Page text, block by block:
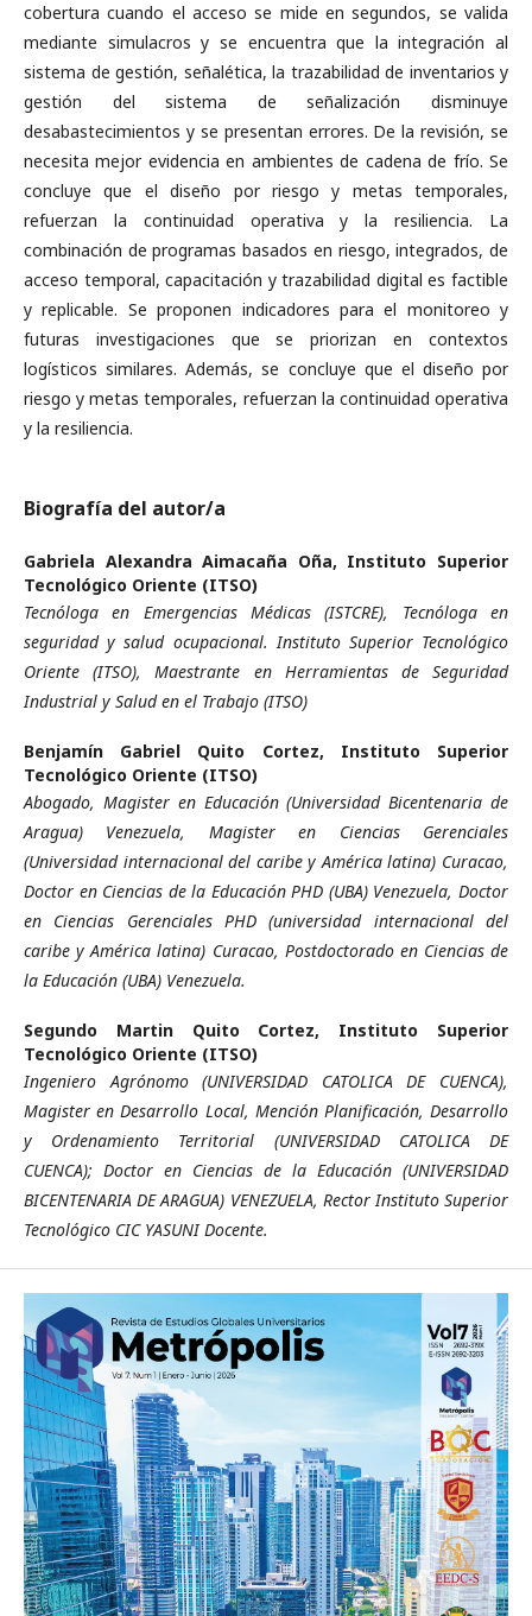
cobertura cuando el acceso se mide en segundos, se valida
mediante simulacros y se encuentra que la integración al
sistema de gestión, señalética, la trazabilidad de inventarios y
gestión del sistema de señalización disminuye
desabastecimientos y se presentan errores. De la revisión, se
necesita mejor evidencia en ambientes de cadena de frío. Se
concluye que el diseño por riesgo y metas temporales,
refuerzan la continuidad operativa y la resiliencia. La
combinación de programas basados en riesgo, integrados, de
acceso temporal, capacitación y trazabilidad digital es factible
y replicable. Se proponen indicadores para el monitoreo y
futuras investigaciones que se priorizan en contextos
logísticos similares. Además, se concluye que el diseño por
riesgo y metas temporales, refuerzan la continuidad operativa
y la resiliencia.
Biografía del autor/a
Gabriela Alexandra Aimacaña Oña, Instituto Superior
Tecnológico Oriente (ITSO)
Tecnóloga en Emergencias Médicas (ISTCRE), Tecnóloga en
seguridad y salud ocupacional. Instituto Superior Tecnológico
Oriente (ITSO), Maestrante en Herramientas de Seguridad
Industrial y Salud en el Trabajo (ITSO)
Benjamín Gabriel Quito Cortez, Instituto Superior
Tecnológico Oriente (ITSO)
Abogado, Magister en Educación (Universidad Bicentenaria de
Aragua) Venezuela, Magister en Ciencias Gerenciales
(Universidad internacional del caribe y América latina) Curacao,
Doctor en Ciencias de la Educación PHD (UBA) Venezuela, Doctor
en Ciencias Gerenciales PHD (universidad internacional del
caribe y América latina) Curacao, Postdoctorado en Ciencias de
la Educación (UBA) Venezuela.
Segundo Martin Quito Cortez, Instituto Superior
Tecnológico Oriente (ITSO)
Ingeniero Agrónomo (UNIVERSIDAD CATOLICA DE CUENCA),
Magister en Desarrollo Local, Mención Planificación, Desarrollo
y Ordenamiento Territorial (UNIVERSIDAD CATOLICA DE
CUENCA); Doctor en Ciencias de la Educación (UNIVERSIDAD
BICENTENARIA DE ARAGUA) VENEZUELA, Rector Instituto Superior
Tecnológico CIC YASUNI Docente.